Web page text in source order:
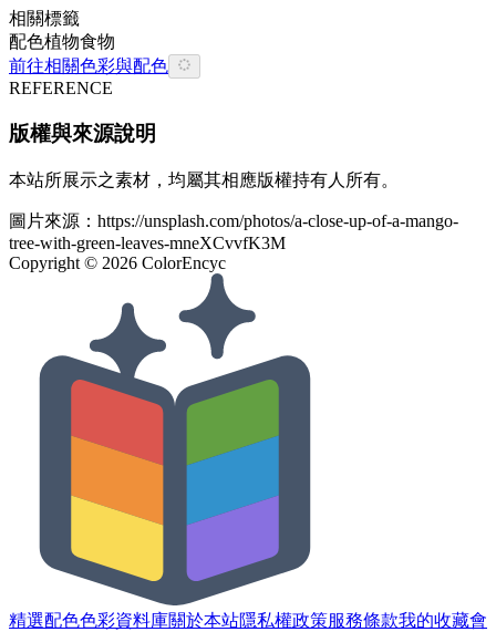
相關標籤
配色植物食物
前往相關色彩與配色
REFERENCE
版權與來源說明
本站所展示之素材，均屬其相應版權持有人所有。
圖片來源： https://unsplash.com/photos/a-close-up-of-a-mango-
tree-with-green-leaves-mneXCvvfK3M
Copyright © 2026 ColorEncyc
精選配色色彩資料庫關於本站隱私權政策服務條款我的收藏會